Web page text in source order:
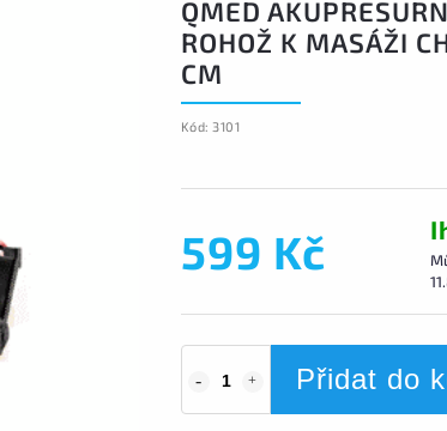
QMED
ROHOŽ K MASÁŽI
CM
Kód: 3101
599 Kč
Přidat do